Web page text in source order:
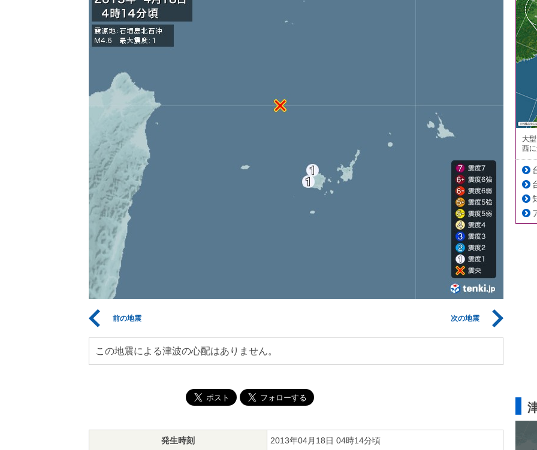
前の地震 次の地震
この地震による津波の心配はありません。
発生時刻 2013年04月18日 04時14分頃
大
西